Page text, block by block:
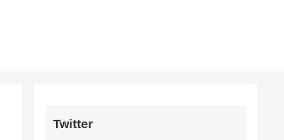
Twitter